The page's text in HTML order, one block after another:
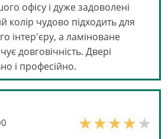
офісу і дуже задоволені
колір чудово підходить для
інтер'єру, а ламіноване
довговічність. Двері
і професійно.